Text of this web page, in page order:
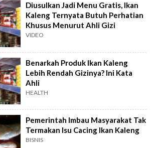
Diusulkan Jadi Menu Gratis, Ikan
Kaleng Ternyata Butuh Perhatian
Khusus Menurut Ahli Gizi
VIDEO
Benarkah Produk Ikan Kaleng
Lebih Rendah Gizinya? Ini Kata
Ahli
HEALTH
Pemerintah Imbau Masyarakat Tak
Termakan Isu Cacing Ikan Kaleng
BISNIS